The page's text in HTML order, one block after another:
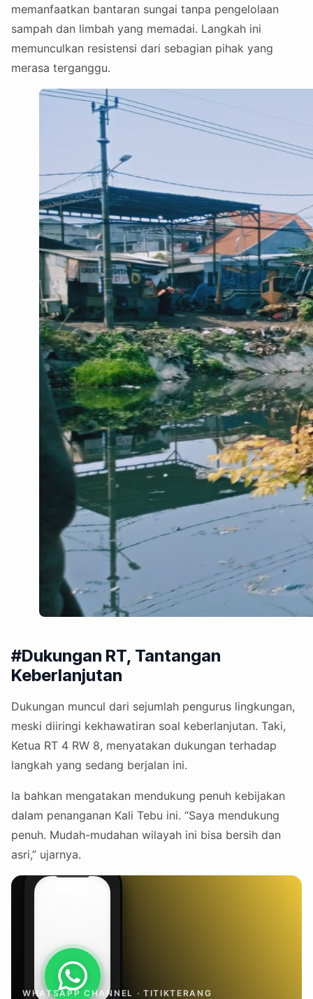
memanfaatkan bantaran sungai tanpa pengelolaan
sampah dan limbah yang memadai. Langkah ini
memunculkan resistensi dari sebagian pihak yang
merasa terganggu.
#Dukungan RT, Tantangan
Keberlanjutan
Dukungan muncul dari sejumlah pengurus lingkungan,
meski diiringi kekhawatiran soal keberlanjutan. Taki,
Ketua RT 4 RW 8, menyatakan dukungan terhadap
langkah yang sedang berjalan ini.
Ia bahkan mengatakan mendukung penuh kebijakan
dalam penanganan Kali Tebu ini. “Saya mendukung
penuh. Mudah-mudahan wilayah ini bisa bersih dan
asri,” ujarnya.
WHATSAPP CHANNEL · TITIKTERANG